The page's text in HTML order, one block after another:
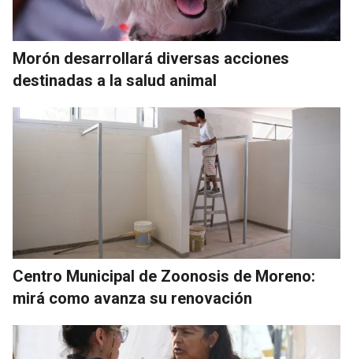
Morón desarrollará diversas acciones
destinadas a la salud animal
Centro Municipal de Zoonosis de Moreno:
mirá como avanza su renovación